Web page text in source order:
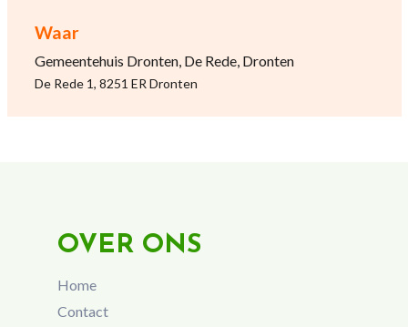
Waar
Gemeentehuis Dronten, De Rede, Dronten
De Rede 1, 8251 ER Dronten
OVER ONS
Home
Contact